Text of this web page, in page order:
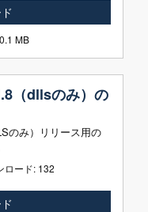
MB
（dllsのみ）の
のみ）リリース用の
ロード: 132